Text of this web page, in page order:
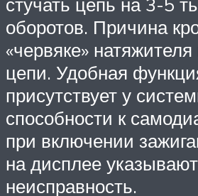
оборотов. Причина
«червяке»
цепи. Удобная
присутствует у
способности к
при включении
на дисплее
неисправность.